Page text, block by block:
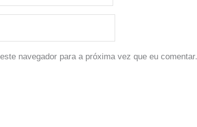
navegador para a próxima vez que eu comentar.